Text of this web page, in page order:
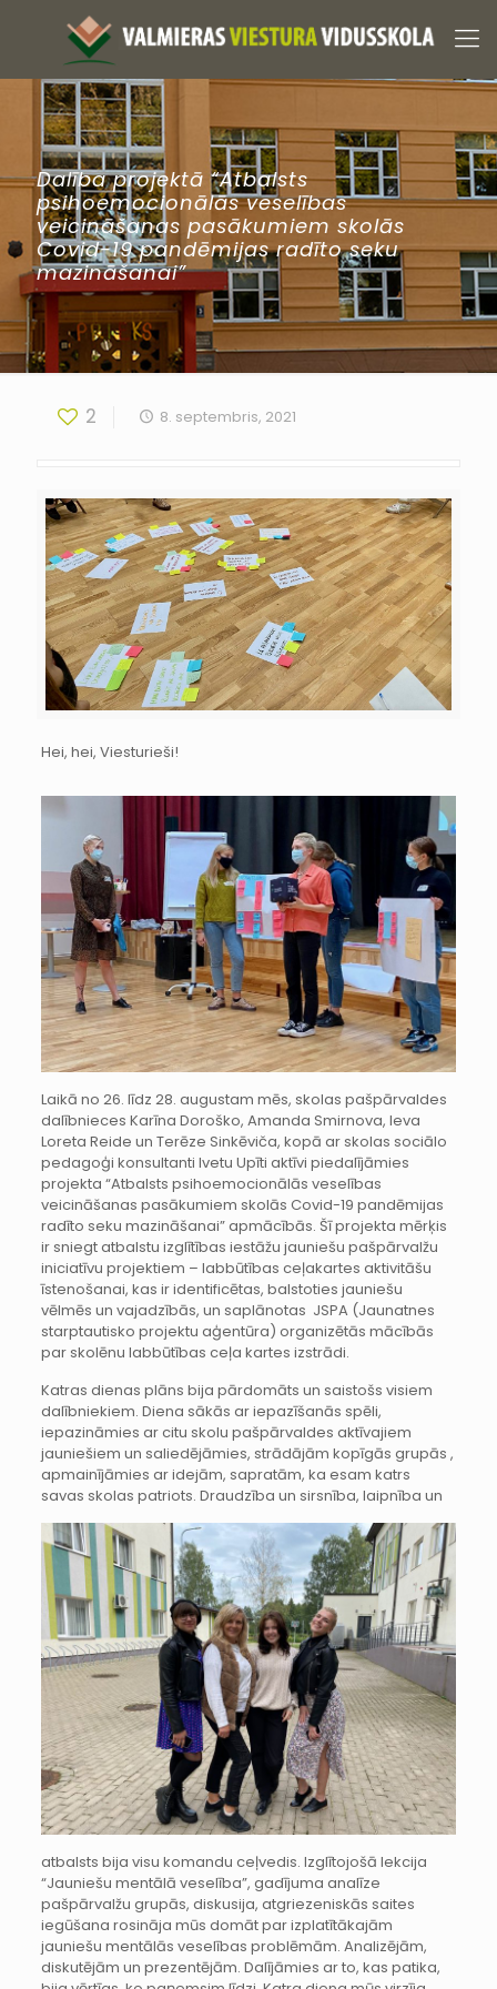
Dalība projektā “Atbalsts
psihoemocionālās veselības
veicināšanas pasākumiem skolās
Covid-19 pandēmijas radīto seku
mazināšanai”
2 8. septembris, 2021
Hei, hei, Viesturieši!
Laikā no 26. līdz 28. augustam mēs, skolas pašpārvaldes
dalībnieces Karīna Doroško, Amanda Smirnova, Ieva
Loreta Reide un Terēze Sinkēviča, kopā ar skolas sociālo
pedagoģi konsultanti Ivetu Upīti aktīvi piedalījāmies
projekta “Atbalsts psihoemocionālās veselības
veicināšanas pasākumiem skolās Covid-19 pandēmijas
radīto seku mazināšanai” apmācībās. Šī projekta mērķis
ir sniegt atbalstu izglītības iestāžu jauniešu pašpārvalžu
iniciatīvu projektiem – labbūtības ceļakartes aktivitāšu
īstenošanai, kas ir identificētas, balstoties jauniešu
vēlmēs un vajadzībās, un saplānotas JSPA (Jaunatnes
starptautisko projektu aģentūra) organizētās mācībās
par skolēnu labbūtības ceļa kartes izstrādi.
Katras dienas plāns bija pārdomāts un saistošs visiem
dalībniekiem. Diena sākās ar iepazīšanās spēli,
iepazināmies ar citu skolu pašpārvaldes aktīvajiem
jauniešiem un saliedējāmies, strādājām kopīgās grupās ,
apmainījāmies ar idejām, sapratām, ka esam katrs
savas skolas patriots. Draudzība un sirsnība, laipnība un
atbalsts bija visu komandu ceļvedis. Izglītojošā lekcija
“Jauniešu mentālā veselība”, gadījuma analīze
pašpārvalžu grupās, diskusija, atgriezeniskās saites
iegūšana rosināja mūs domāt par izplatītākajām
jauniešu mentālās veselības problēmām. Analizējām,
diskutējām un prezentējām. Dalījāmies ar to, kas patika,